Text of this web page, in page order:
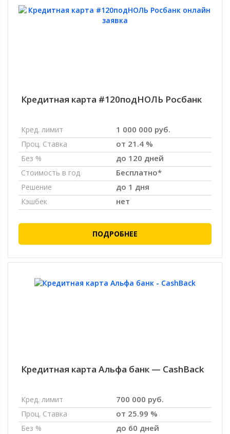
Кредитная карта #120подНОЛЬ Росбанк
Кред. лимит 1 000 000 руб.
Проц. Ставка от 21.4 %
Без % до 120 дней
Стоимость в год Бесплатно*
Решение до 1 дня
Кэшбек нет
ПОДРОБНЕЕ
Кредитная карта Альфа банк — CashBack
Кред. лимит 700 000 руб.
Проц. Ставка от 25.99 %
Без % до 60 дней